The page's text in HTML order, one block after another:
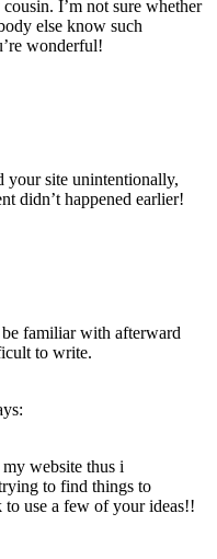
I’m not sure whether
else know such
wonderful!
site unintentionally,
didn’t happened earlier!
familiar with afterward
to write.
website thus i
to find things to
to use a few of your ideas!!